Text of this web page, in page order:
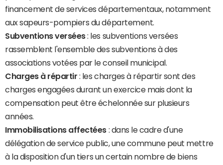
financement de services départementaux, notamment
aux sapeurs-pompiers du département.
Subventions versées: les subventions versées
rassemblent l'ensemble des subventions à des
associations votées par le conseil municipal.
Charges à répartir : les charges à répartir sont des
charges engagées durant un exercice mais dont la
compensation peut être échelonnée sur plusieurs
années.
Immobilisations affectées : dans le cadre d'une
délégation de service public, une commune peut mettre
à la disposition d'un tiers un certain nombre de biens